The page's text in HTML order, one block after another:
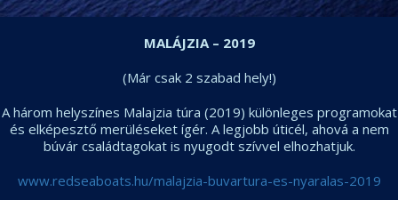
MALÁJZIA – 2019
(Már csak 2 szabad hely!)
A három helyszínes Malajzia túra (2019) különleges programokat
és elképesztő merüléseket ígér. A legjobb úticél, ahová a nem
búvár családtagokat is nyugodt szívvel elhozhatjuk.
www.redseaboats.hu/malajzia-buvartura-es-nyaralas-2019